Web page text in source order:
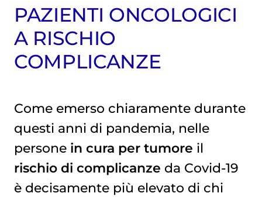
PAZIENTI ONCOLOGICI
A RISCHIO
COMPLICANZE
Come emerso chiaramente durante
questi anni di pandemia, nelle
persone in cura per tumore il
rischio di complicanze da Covid-19
è decisamente più elevato di chi